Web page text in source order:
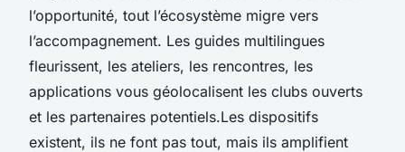
l’opportunité, tout l’écosystème migre vers
l’accompagnement. Les guides multilingues
fleurissent, les ateliers, les rencontres, les
applications vous géolocalisent les clubs ouverts
et les partenaires potentiels.Les dispositifs
existent, ils ne font pas tout, mais ils amplifient